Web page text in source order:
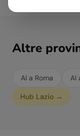
Altre
AI a Roma AI
Hub Lazio →